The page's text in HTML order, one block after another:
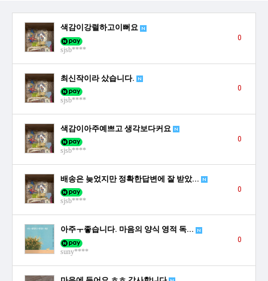
색감이강렬하고이뻐요
sjsb****
0
최신작이라 샀습니다.
sjsb****
0
색감이아주예쁘고 생각보다커요
sjsb****
0
배송은 늦었지만 정확한답변에 잘 받았...
sjsb****
0
아주ㅜ좋습니다. 마음의 양식 영적 독...
suny****
0